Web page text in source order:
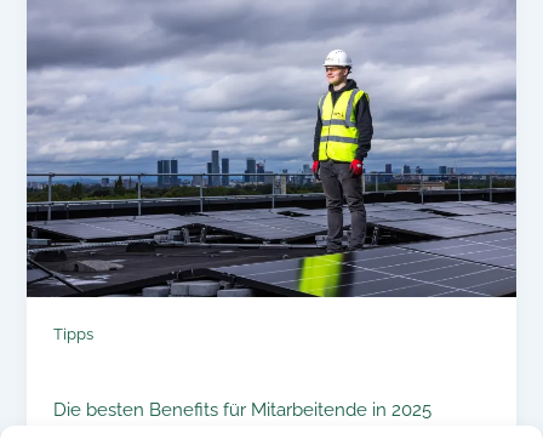
Tipps
Die besten Benefits für Mitarbeitende in 2025